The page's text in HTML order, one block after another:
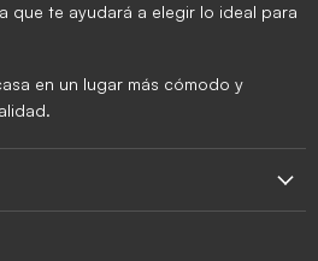
que te ayudará a elegir lo ideal para
en un lugar más cómodo y